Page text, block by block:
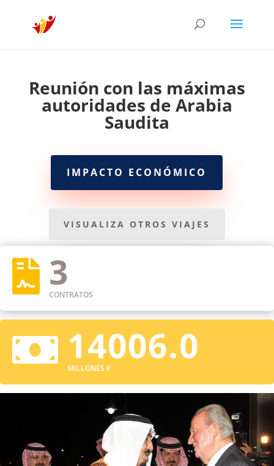
Reunión con las máximas
autoridades de Arabia
Saudita
IMPACTO ECONÓMICO
VISUALIZA OTROS VIAJES
 3
CONTRATOS
 14006.0
MILLONES €